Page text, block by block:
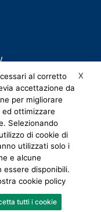
X
al corretto
accettazione da
per migliorare
ed ottimizzare
Selezionando
di cookie di
utilizzati solo i
e alcune
disponibili.
cookie policy
tutti i cookie